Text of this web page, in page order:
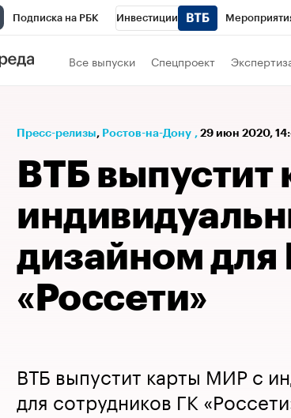
Подписка на РБК Инвестиции
Телеканал
Спецпроекты
Все выпуски Спецпроект
Пресс-релизы⁠, Ростов-на-Дону , 29 июн 2020,
ВТБ
дизайном для
«Россети»
ВТБ выпустит карты МИР с
для сотрудников ГК